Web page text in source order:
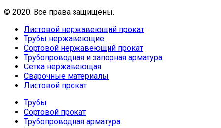
© 2020. Все права защищены.
Листовой нержавеющий прокат
Трубы нержавеющие
Сортовой нержавеющий прокат
Трубопроводная и запорная арматура
Сетка нержавеющая
Сварочные материалы
Листовой прокат
Трубы
Сортовой прокат
Трубопроводная арматура